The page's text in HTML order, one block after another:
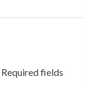
Required fields